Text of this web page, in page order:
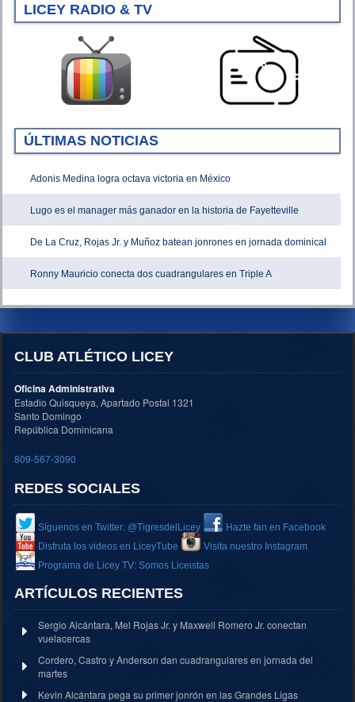
LICEY RADIO & TV
ÚLTIMAS NOTICIAS
Adonis Medina logra octava victoria en México
Lugo es el manager más ganador en la historia de Fayetteville
De La Cruz, Rojas Jr. y Muñoz batean jonrones en jornada dominical
Ronny Mauricio conecta dos cuadrangulares en Triple A
CLUB ATLÉTICO LICEY
Oficina Administrativa
Estadio Quisqueya, Apartado Postal 1321
Santo Domingo
República Dominicana
809-567-3090
REDES SOCIALES
Síguenos en Twitter: @TigresdelLicey
Hazte fan en Facebook
Disfruta los videos en LiceyTube
Visita nuestro Instagram
Programa de Licey TV: Somos Liceistas
ARTÍCULOS RECIENTES
Sergio Alcántara, Mel Rojas Jr. y Maxwell Romero Jr. conectan
vuelacercas
Cordero, Castro y Anderson dan cuadrangulares en jornada del
martes
Kevin Alcántara pega su primer jonrón en las Grandes Ligas